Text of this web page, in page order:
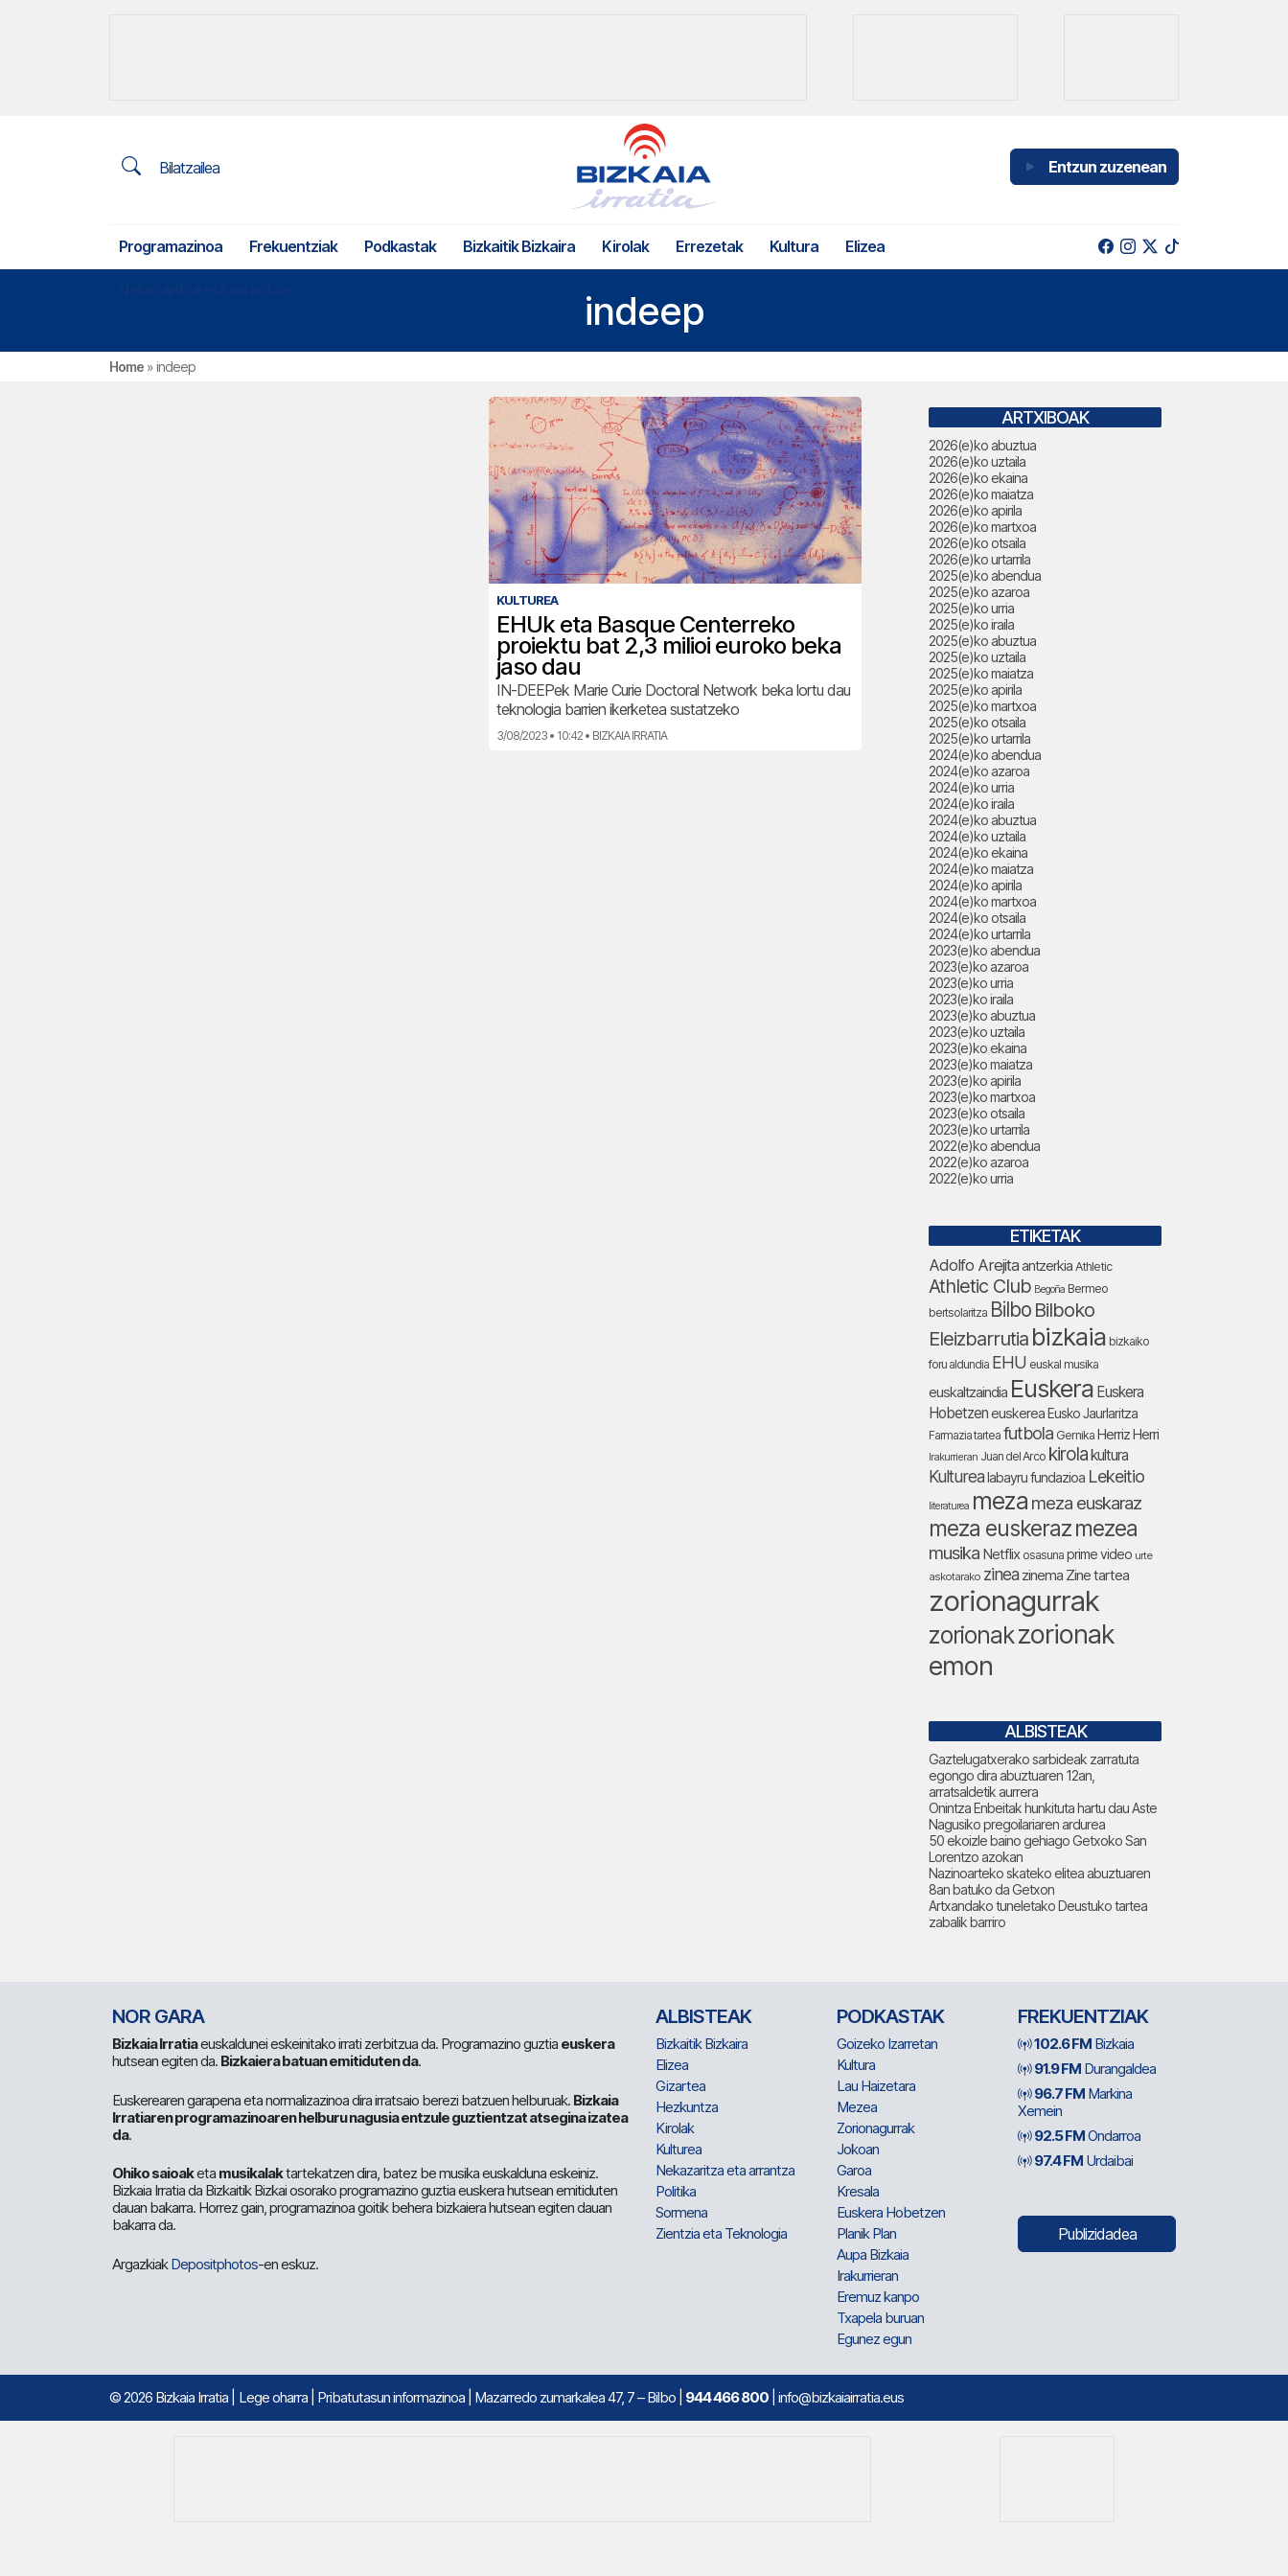
Bilatzailea Entzun zuzenean
Programazinoa Frekuentziak Podkastak Bizkaitik Bizkaira Kirolak Errezetak Kultura Elizea
indeep
Home »indeep
KULTUREA
EHUk eta Basque Centerreko
proiektu bat 2,3 milioi euroko beka
jaso dau
IN-DEEPek Marie Curie Doctoral Network beka lortu dau
teknologia barrien ikerketea sustatzeko
3/08/2023 • 10:42 • BIZKAIA IRRATIA
ARTXIBOAK
2026(e)ko abuztua
2026(e)ko uztaila
2026(e)ko ekaina
2026(e)ko maiatza
2026(e)ko apirila
2026(e)ko martxoa
2026(e)ko otsaila
2026(e)ko urtarrila
2025(e)ko abendua
2025(e)ko azaroa
2025(e)ko urria
2025(e)ko iraila
2025(e)ko abuztua
2025(e)ko uztaila
2025(e)ko maiatza
2025(e)ko apirila
2025(e)ko martxoa
2025(e)ko otsaila
2025(e)ko urtarrila
2024(e)ko abendua
2024(e)ko azaroa
2024(e)ko urria
2024(e)ko iraila
2024(e)ko abuztua
2024(e)ko uztaila
2024(e)ko ekaina
2024(e)ko maiatza
2024(e)ko apirila
2024(e)ko martxoa
2024(e)ko otsaila
2024(e)ko urtarrila
2023(e)ko abendua
2023(e)ko azaroa
2023(e)ko urria
2023(e)ko iraila
2023(e)ko abuztua
2023(e)ko uztaila
2023(e)ko ekaina
2023(e)ko maiatza
2023(e)ko apirila
2023(e)ko martxoa
2023(e)ko otsaila
2023(e)ko urtarrila
2022(e)ko abendua
2022(e)ko azaroa
2022(e)ko urria
ETIKETAK
Adolfo Arejitaantzerkia Athletic
Athletic Club Begoña Bermeo
bertsolaritza Bilbo Bilboko
Eleizbarrutia bizkaia bizkaiko
foru aldundia EHU euskal musika
euskaltzaindia Euskera Euskera
Hobetzeneuskerea Eusko Jaurlaritza
Farmazia tartea futbola Gernika Herriz Herri
Irakurrieran Juan del Arco kirola kultura
Kulturealabayru fundazioa Lekeitio
literaturea meza meza euskaraz
meza euskerazmezea
musika Netflix osasuna prime video urte
askotarako zinea zinema Zine tartea
zorionagurrak
zorionakzorionak
emon
ALBISTEAK
Gaztelugatxerako sarbideak zarratuta
egongo dira abuztuaren 12an,
arratsaldetik aurrera
Onintza Enbeitak hunkituta hartu dau Aste
Nagusiko pregoilariaren ardurea
50 ekoizle baino gehiago Getxoko San
Lorentzo azokan
Nazinoarteko skateko elitea abuztuaren
8an batuko da Getxon
Artxandako tuneletako Deustuko tartea
zabalik barriro
NOR GARA
Bizkaia Irratiaeuskaldunei eskeinitako irrati zerbitzua da. Programazino guztia euskera
hutsean egiten da. Bizkaiera batuan emitiduten da.
Euskerearen garapena eta normalizazinoa dira irratsaio berezi batzuen helburuak. Bizkaia
Irratiaren programazinoaren helburu nagusia entzule guztientzat atsegina izatea
da.
Ohiko saioaketa musikalaktartekatzen dira, batez be musika euskalduna eskeiniz.
Bizkaia Irratia da Bizkaitik Bizkai osorako programazino guztia euskera hutsean emitiduten
dauan bakarra. Horrez gain, programazinoa goitik behera bizkaiera hutsean egiten dauan
bakarra da.
ArgazkiakDepositphotos-en eskuz.
ALBISTEAK
Bizkaitik Bizkaira
Elizea
Gizartea
Hezkuntza
Kirolak
Kulturea
Nekazaritza eta arrantza
Politika
Sormena
Zientzia eta Teknologia
PODKASTAK
Goizeko Izarretan
Kultura
Lau Haizetara
Mezea
Zorionagurrak
Jokoan
Garoa
Kresala
Euskera Hobetzen
Planik Plan
Aupa Bizkaia
Irakurrieran
Eremuz kanpo
Txapela buruan
Egunez egun
FREKUENTZIAK
102.6 FM Bizkaia
91.9 FM Durangaldea
96.7 FM Markina
Xemein
92.5 FMOndarroa
97.4 FM Urdaibai
Publizidadea
© 2026 Bizkaia Irratia Lege oharra Pribatutasun informazinoa | Mazarredo zumarkalea 47, 7 – Bilbo | 944 466 800 | info@bizkaiairratia.eus